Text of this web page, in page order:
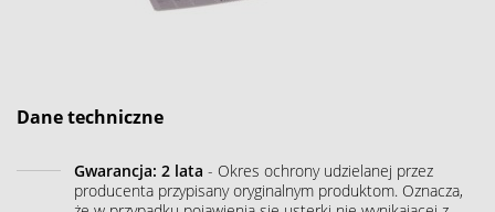
Dane techniczne
Gwarancja: 2 lata - Okres ochrony udzielanej przez
producenta przypisany oryginalnym produktom. Oznacza,